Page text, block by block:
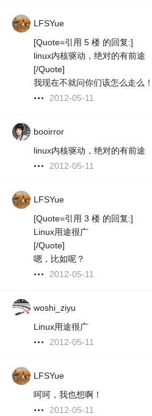
LFSYue
[Quote=引用 5 楼 的回复:]
linux内核驱动，绝对的有前途
[/Quote]
我现在不就问你们该怎么走么！
2012-05-11
booirror
linux内核驱动，绝对的有前途
2012-05-11
LFSYue
[Quote=引用 3 楼 的回复:]
Linux用途很广
[/Quote]
嗯，比如呢？
2012-05-11
woshi_ziyu
Linux用途很广
2012-05-11
LFSYue
呵呵，我也想啊！
2012-05-11